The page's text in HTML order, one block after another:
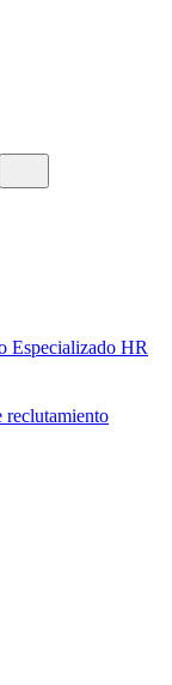
Especializado HR
reclutamiento